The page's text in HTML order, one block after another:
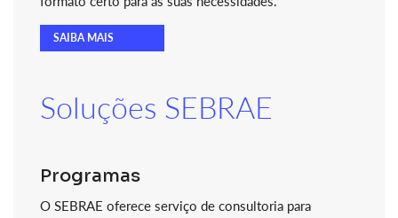
SAIBA MAIS
Soluções SEBRAE
Programas
O SEBRAE oferece serviço de consultoria para